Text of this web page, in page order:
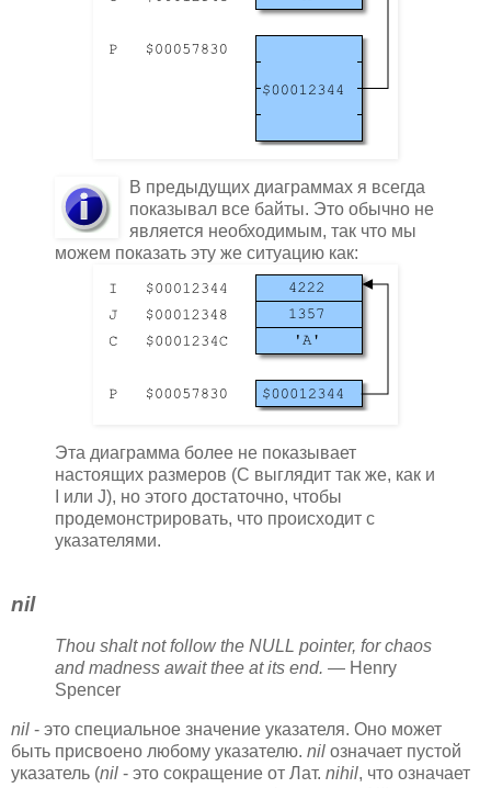
В предыдущих диаграммах я всегда
показывал все байты. Это обычно не
является необходимым, так что мы
можем показать эту же ситуацию как:
Эта диаграмма более не показывает
настоящих размеров (C выглядит так же, как и
I или J), но этого достаточно, чтобы
продемонстрировать, что происходит с
указателями.
nil
Thou shalt not follow the NULL pointer, for chaos
and madness await thee at its end. — Henry
Spencer
nil - это специальное значение указателя. Оно может
быть присвоено любому указателю. nil означает пустой
указатель (nil - это сокращение от Лат. nihil, что означает